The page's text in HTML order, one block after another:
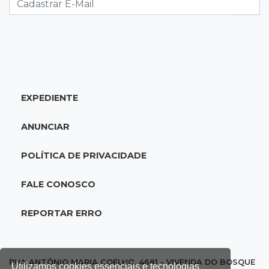
Utilizamos cookies essenciais e tecnologias
18:28Concurso 3.042
acumulado em R$ 165 milhões
Produção de biodiesel cresce 32% em MS e
abordagem policial no Noroeste
EXPEDIENTE
ANUNCIAR
POLÍTICA DE PRIVACIDADE
FALE CONOSCO
REPORTAR ERRO
RUA ANTÔNIO MARIA COELHO, 4681 - VIVENDA DO BOSQUE